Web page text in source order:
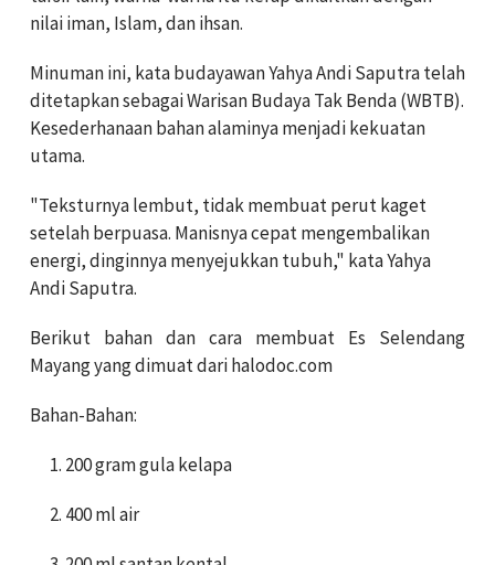
nilai iman, Islam, dan ihsan.
Minuman ini, kata budayawan Yahya Andi Saputra telah
ditetapkan sebagai Warisan Budaya Tak Benda (WBTB).
Kesederhanaan bahan alaminya menjadi kekuatan
utama.
"Teksturnya lembut, tidak membuat perut kaget
setelah berpuasa. Manisnya cepat mengembalikan
energi, dinginnya menyejukkan tubuh," kata Yahya
Andi Saputra.
Berikut bahan dan cara membuat Es Selendang
Mayang yang dimuat dari halodoc.com
Bahan-Bahan:
200 gram gula kelapa
400 ml air